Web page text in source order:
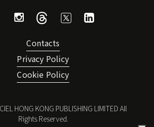
Contacts
Privacy Policy
Cookie Policy
HONG KONG PUBLISHING LIMITED All
Rights Reserved.